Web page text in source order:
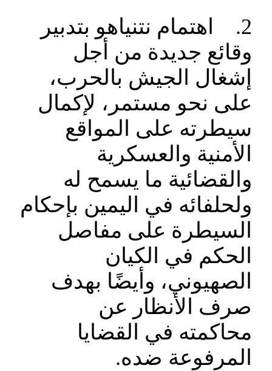
2. اهتمام نتنياهو بتدبير
وقائع جديدة من أجل
إشغال الجيش بالحرب،
على نحو مستمر، لإكمال
سيطرته على المواقع
الأمنية والعسكرية
والقضائية ما يسمح له
ولحلفائه في اليمين بإحكام
السيطرة على مفاصل
الحكم في الكيان
الصهيوني، وأيضًا بهدف
صرف الأنظار عن
محاكمته في القضايا
المرفوعة ضده.